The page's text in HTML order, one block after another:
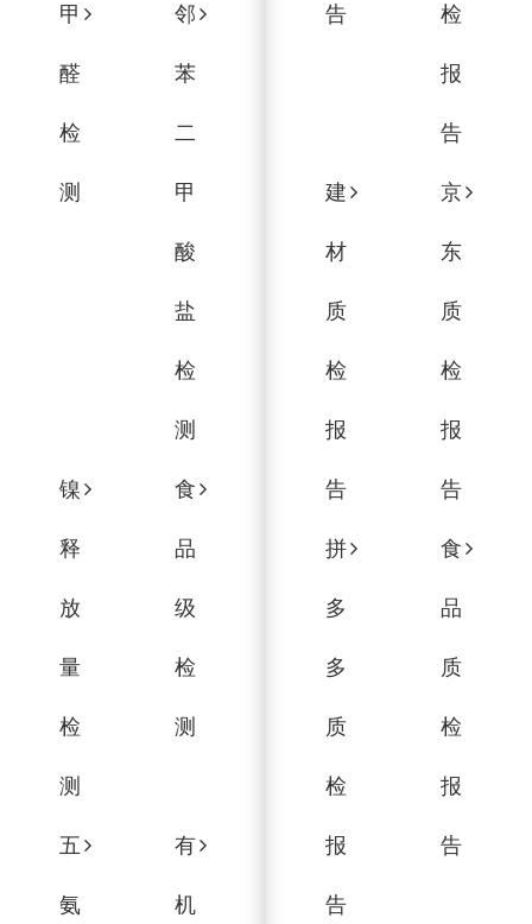
甲
醛
检
测
邻
苯
二
甲
酸
盐
检
测
镍
释
放
量
检
测
食
品
级
检
测
五
氨
有
机
告 检
报
告
建
材
质
检
报
告
京
东
质
检
报
告
拼
多
多
质
检
报
告
食
品
质
检
报
告